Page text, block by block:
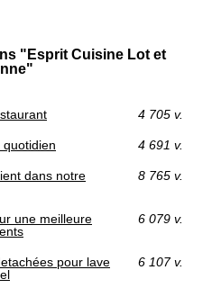
"Esprit Cuisine Lot et
4 705 v.
4 691 v.
dans notre
8 765 v.
une meilleure
6 079 v.
pour lave
6 107 v.